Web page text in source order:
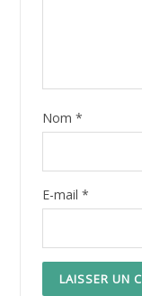
Nom *
E-mail *